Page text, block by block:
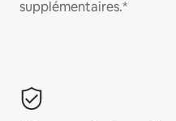
supplémentaires.*